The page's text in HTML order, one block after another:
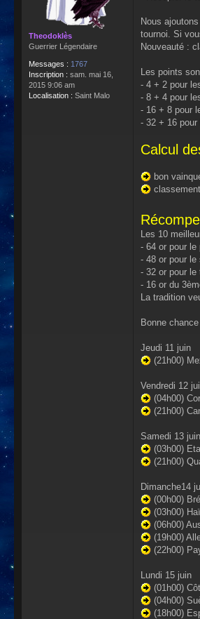
Theodoklès
Guerrier Légendaire
Messages : 1767
Inscription : sam. mai 16,
2015 9:06 am
Localisation : Saint Malo
Nous
tournoi. Si
Nouveauté :
Les points
- 4 + 2 pour
- 8 + 4 pour
- 16 + 8 pour
- 32 + 16 pour
Calcul
bon
Les 10
- 64 or pour le
- 48 or pour le
- 32 or pour le
- 16 or du
La tradition
Bonne
Jeudi 11 juin
(21h00)
Vendredi 12
(04h00)
(21h00)
Samedi 13 juin
(03h00)
(21h00)
Dimanche14
(00h00)
(03h00)
(06h00)
(19h00)
(22h00)
Lundi 15 juin
(01h00)
(04h00)
(18h00)